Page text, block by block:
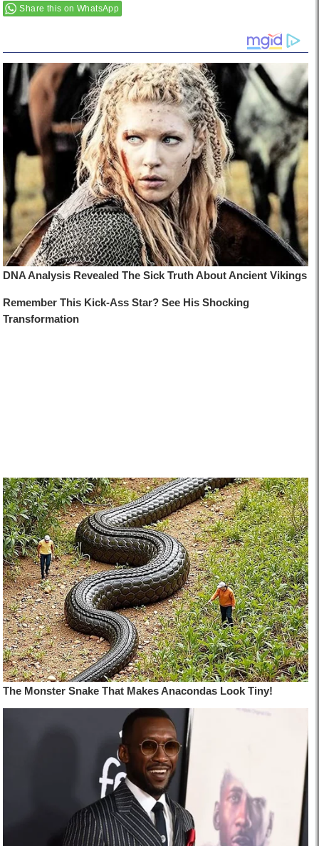
Share this on WhatsApp